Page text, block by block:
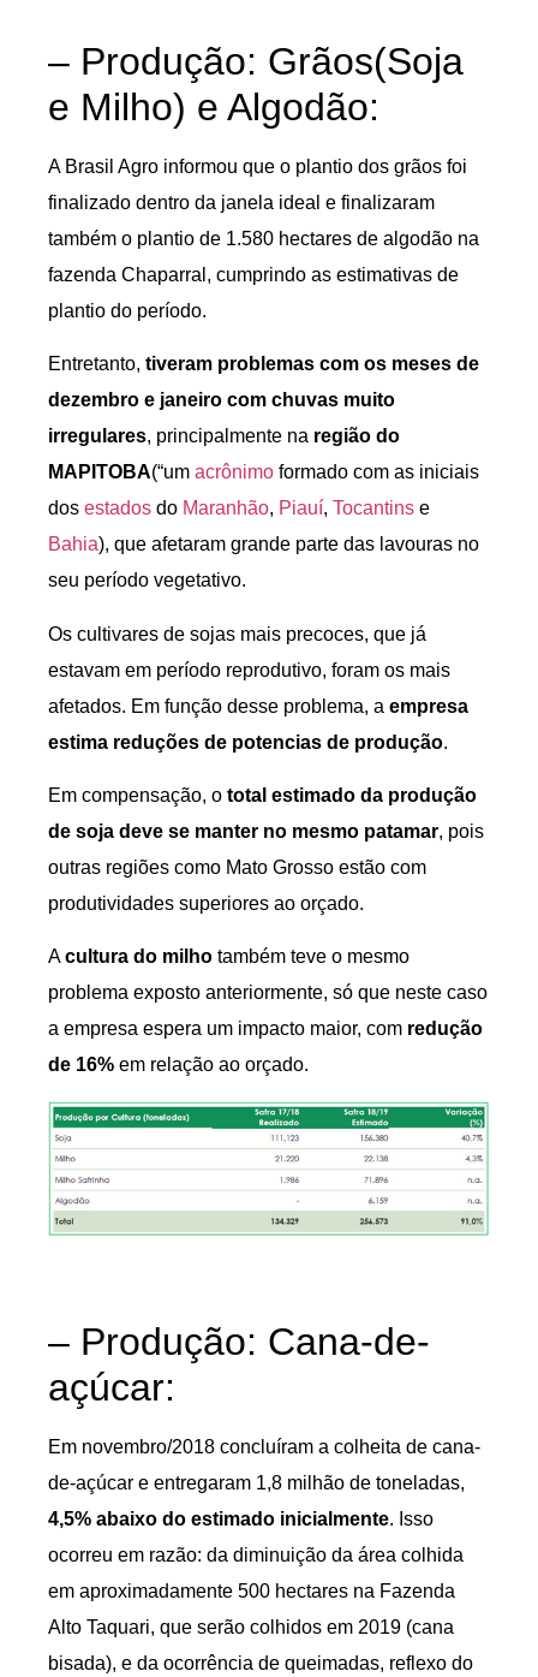
– Produção: Grãos(Soja
e Milho) e Algodão:
A Brasil Agro informou que o plantio dos grãos foi
finalizado dentro da janela ideal e finalizaram
também o plantio de 1.580 hectares de algodão na
fazenda Chaparral, cumprindo as estimativas de
plantio do período.
Entretanto, tiveram problemas com os meses de
dezembro e janeiro com chuvas muito
irregulares, principalmente na região do
MAPITOBA(“um acrônimo formado com as iniciais
dos estados do Maranhão, Piauí, Tocantins e
Bahia), que afetaram grande parte das lavouras no
seu período vegetativo.
Os cultivares de sojas mais precoces, que já
estavam em período reprodutivo, foram os mais
afetados. Em função desse problema, a empresa
estima reduções de potencias de produção.
Em compensação, o total estimado da produção
de soja deve se manter no mesmo patamar, pois
outras regiões como Mato Grosso estão com
produtividades superiores ao orçado.
Acultura do milho também teve o mesmo
problema exposto anteriormente, só que neste caso
a empresa espera um impacto maior, com redução
de 16% em relação ao orçado.
– Produção: Cana-de-
açúcar:
Em novembro/2018 concluíram a colheita de cana-
de-açúcar e entregaram 1,8 milhão de toneladas,
4,5% abaixo do estimado inicialmente. Isso
ocorreu em razão: da diminuição da área colhida
em aproximadamente 500 hectares na Fazenda
Alto Taquari, que serão colhidos em 2019 (cana
bisada), e da ocorrência de queimadas, reflexo do